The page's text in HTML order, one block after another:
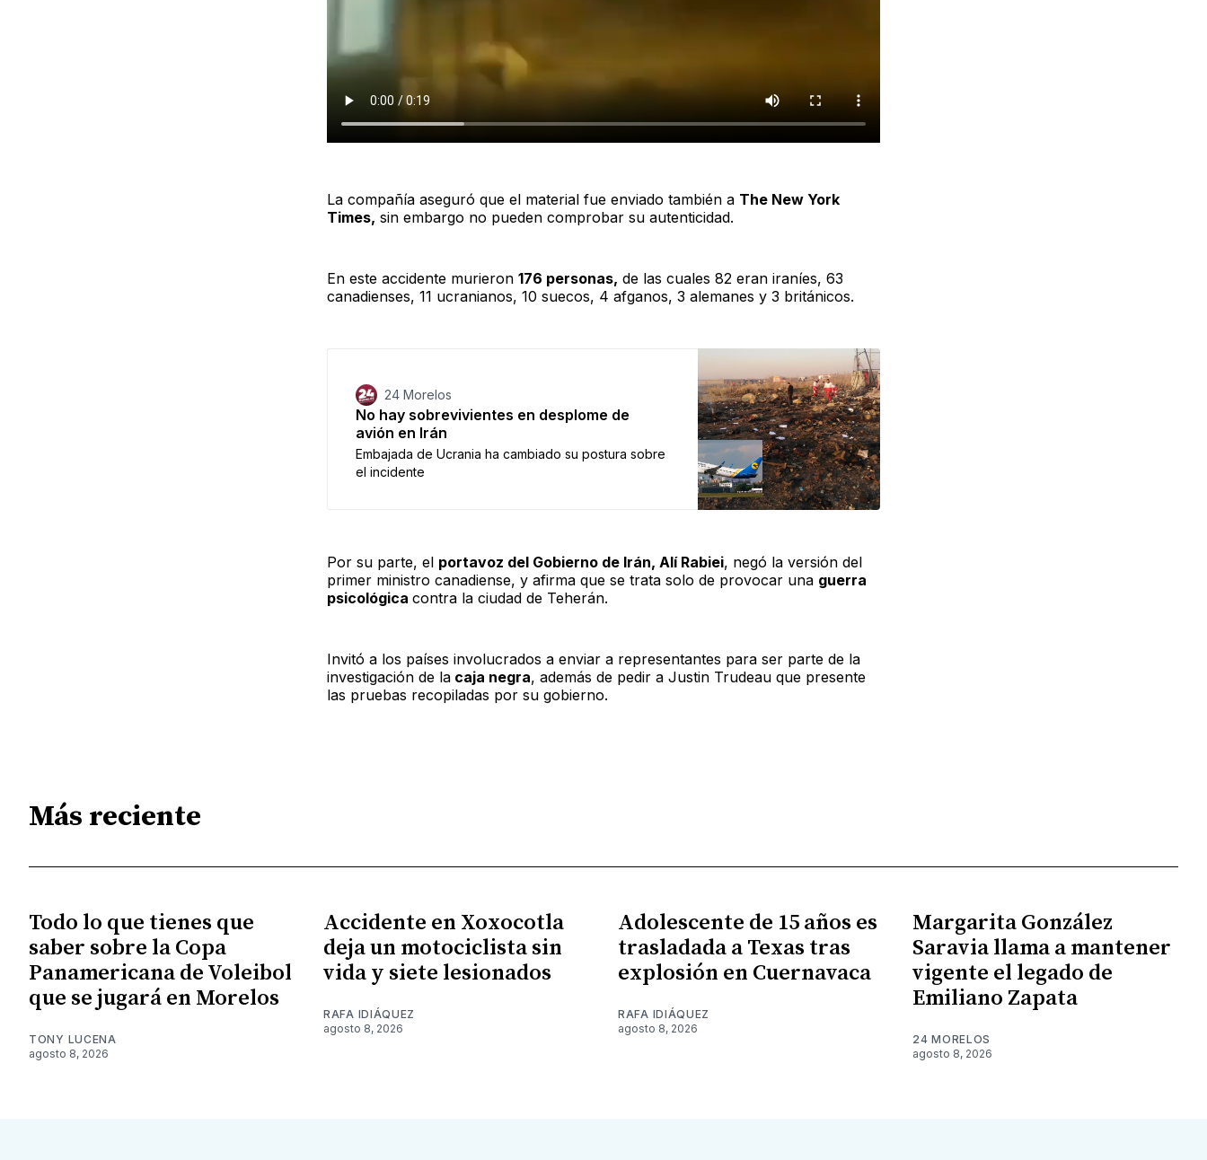
La compañía aseguró que el material fue enviado también a The New York
Times, sin embargo no pueden comprobar su autenticidad.
En este accidente murieron 176 personas, de las cuales 82 eran iraníes, 63
canadienses, 11 ucranianos, 10 suecos, 4 afganos, 3 alemanes y 3 británicos.
24 Morelos
No hay sobrevivientes en desplome de
avión en Irán
Embajada de Ucrania ha cambiado su postura sobre
el incidente
Por su parte, el portavoz del Gobierno de Irán, Alí Rabiei, negó la versión del
primer ministro canadiense, y afirma que se trata solo de provocar una guerra
psicológica contra la ciudad de Teherán.
Invitó a los países involucrados a enviar a representantes para ser parte de la
investigación de lacaja negra, además de pedir a Justin Trudeau que presente
las pruebas recopiladas por su gobierno.
Más reciente
Todo lo que tienes que
saber sobre la Copa
Panamericana de Voleibol
que se jugará en Morelos
TONY LUCENA
agosto 8, 2026
Accidente en Xoxocotla
deja un motociclista sin
vida y siete lesionados
RAFA IDIÁQUEZ
agosto 8, 2026
Adolescente de 15 años es
trasladada a Texas tras
explosión en Cuernavaca
RAFA IDIÁQUEZ
agosto 8, 2026
Margarita González
Saravia llama a mantener
vigente el legado de
Emiliano Zapata
24 MORELOS
agosto 8, 2026